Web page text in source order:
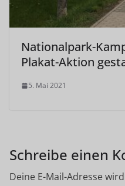
Nationalpark-
Plakat-Aktion
5. Mai 2021
Schreibe einen
Deine E-Mail-Adresse